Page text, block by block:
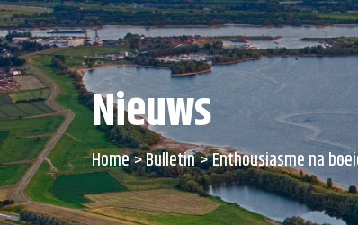
Nieuws
Home Bulletin Enthousiasme na